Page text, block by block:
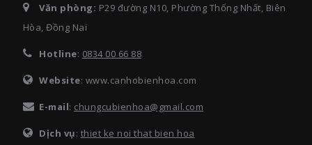
Văn phòng: P29 đường N10, Phường Thống Nhất, Biên
Hòa, Đồng Nai
Hotline: 0834 00 66 88
Website: www.canhobienhoa.com
E-mail: chungcubienhoa@gmail.com
Dịch vụ: thiet ke noi that bien hoa